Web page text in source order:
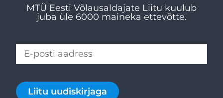
MTÜ Eesti Võlausaldajate Liitu kuulub
juba üle 6000 maineka ettevõtte.
Liitu uudiskirjaga